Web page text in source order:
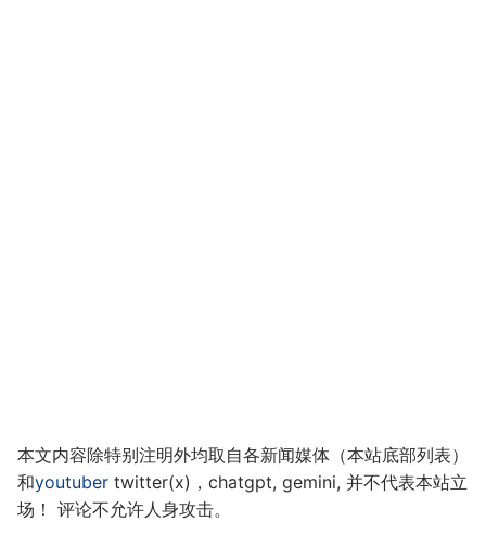
本文内容除特别注明外均取自各新闻媒体（本站底部列表）
和youtuber twitter(x)，chatgpt, gemini, 并不代表本站立
场！ 评论不允许人身攻击。